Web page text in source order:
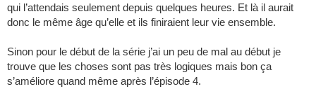
qui l’attendais seulement depuis quelques heures. Et là il aurait
donc le même âge qu’elle et ils finiraient leur vie ensemble.
Sinon pour le début de la série j’ai un peu de mal au début je
trouve que les choses sont pas très logiques mais bon ça
s’améliore quand même après l’épisode 4.